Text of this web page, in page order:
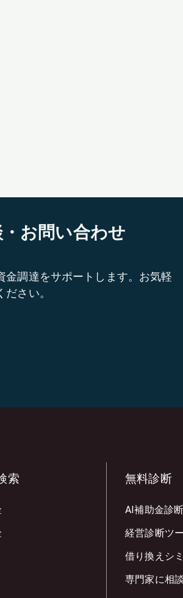
お問い合わせ
金調達をサポートします。お気軽
ださい。
索 無料診断
AI補助金診断
経営診断ツ
借り換えシ
専門家に相談